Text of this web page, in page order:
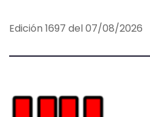
n
t
r
Edición 1697 del 07/08/2026